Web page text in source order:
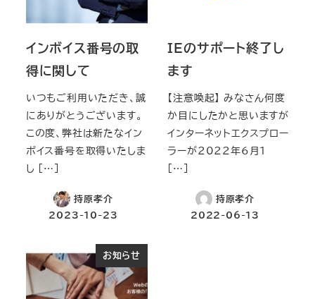
インボイス番号の取
得に関して
いつもご利用いただき、誠
にありがとうございます。
この度、弊社は新たなイン
ボイス番号を取得いたしま
し […]
持原孝介
2023-10-23
IEのサポート終了し
ます
【注意喚起】​ みなさん何度
か目にしたかと思いますが
インターネットエクスプロー
ラーが2022年6月1
[…]
持原孝介
2022-06-13
お知らせ